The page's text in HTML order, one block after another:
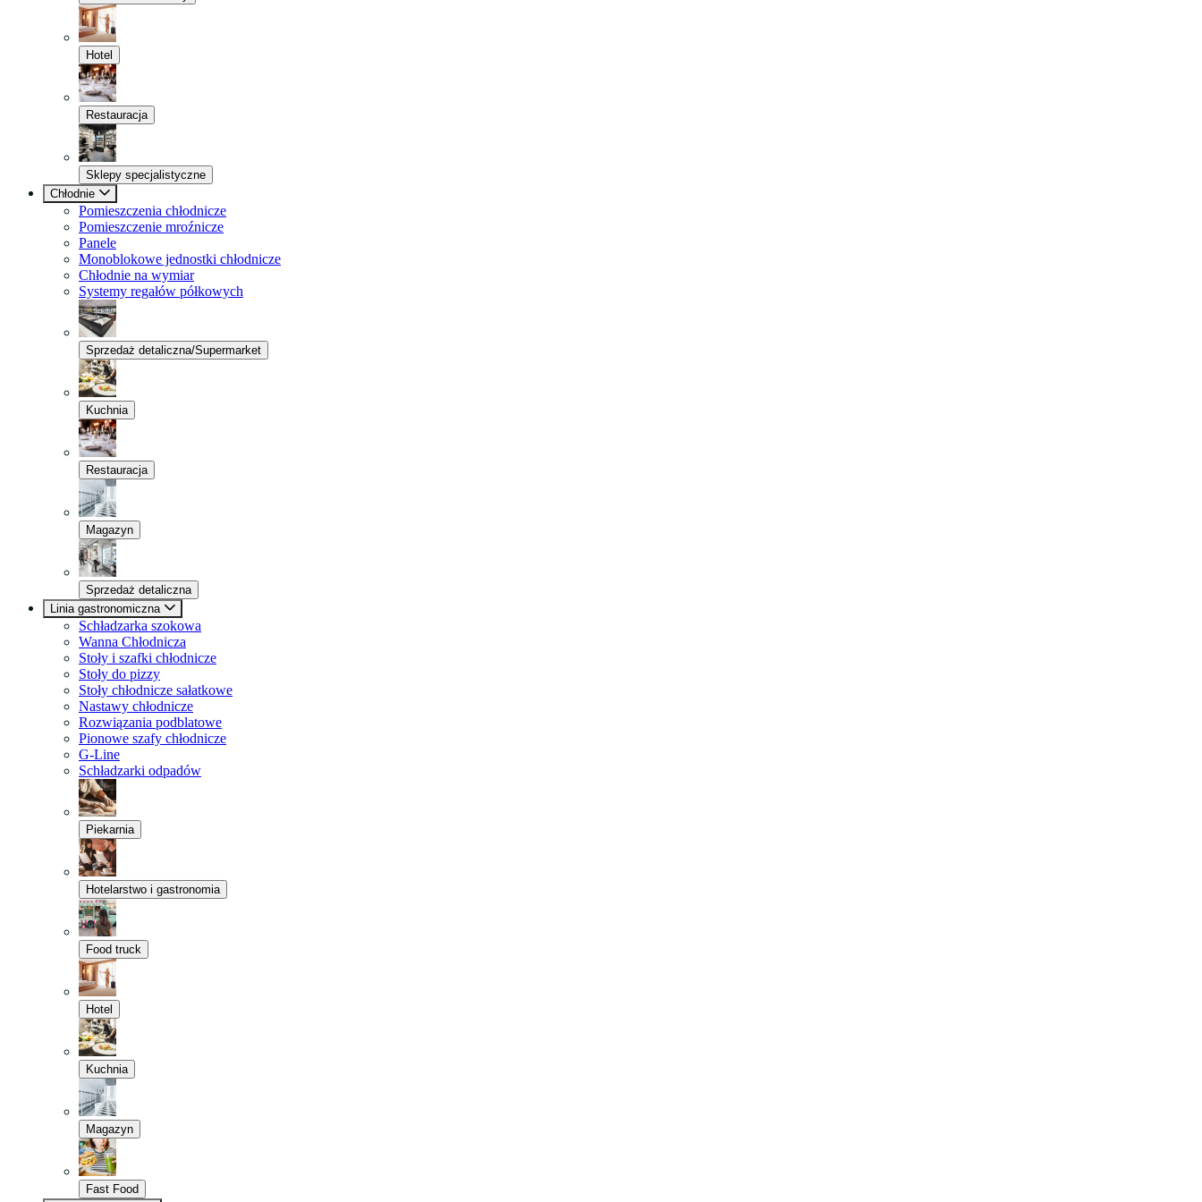
Hotel
Restauracja
Sklepy specjalistyczne
Chłodnie
Pomieszczenia chłodnicze
Pomieszczenie mroźnicze
Panele
Monoblokowe jednostki chłodnicze
Chłodnie na wymiar
Systemy regałów półkowych
Sprzedaż detaliczna/Supermarket
Kuchnia
Restauracja
Magazyn
Sprzedaż detaliczna
Linia gastronomiczna
Schładzarka szokowa
Wanna Chłodnicza
Stoły i szafki chłodnicze
Stoły do pizzy
Stoły chłodnicze sałatkowe
Nastawy chłodnicze
Rozwiązania podblatowe
Pionowe szafy chłodnicze
G-Line
Schładzarki odpadów
Piekarnia
Hotelarstwo i gastronomia
Food truck
Hotel
Kuchnia
Magazyn
Fast Food